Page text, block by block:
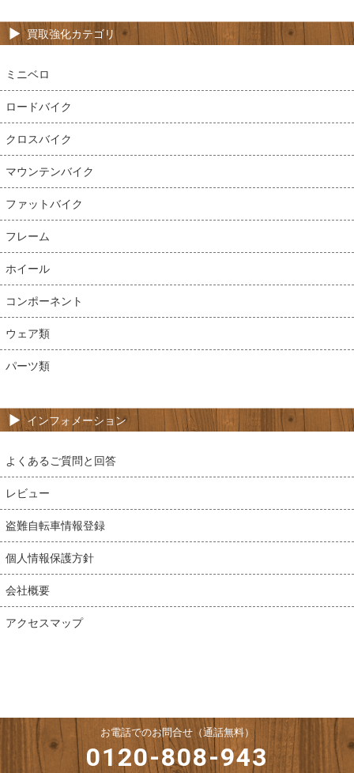
買取強化カテゴリ
ミニベロ
ロードバイク
クロスバイク
マウンテンバイク
ファットバイク
フレーム
ホイール
コンポーネント
ウェア類
パーツ類
インフォメーション
よくあるご質問と回答
レビュー
盗難自転車情報登録
個人情報保護方針
会社概要
アクセスマップ
お電話でのお問合せ（通話無料）
0120-808-943